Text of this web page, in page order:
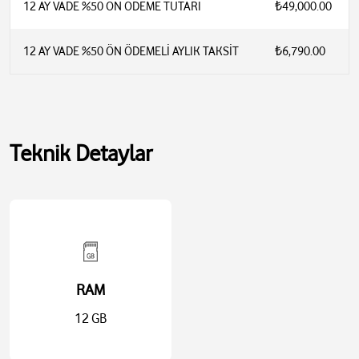
12 AY VADE %50 ÖN ÖDEME TUTARI ₺49,000.00
12 AY VADE %50 ÖN ÖDEMELİ AYLIK TAKSİT ₺6,790.00
Teknik Detaylar
RAM
12 GB